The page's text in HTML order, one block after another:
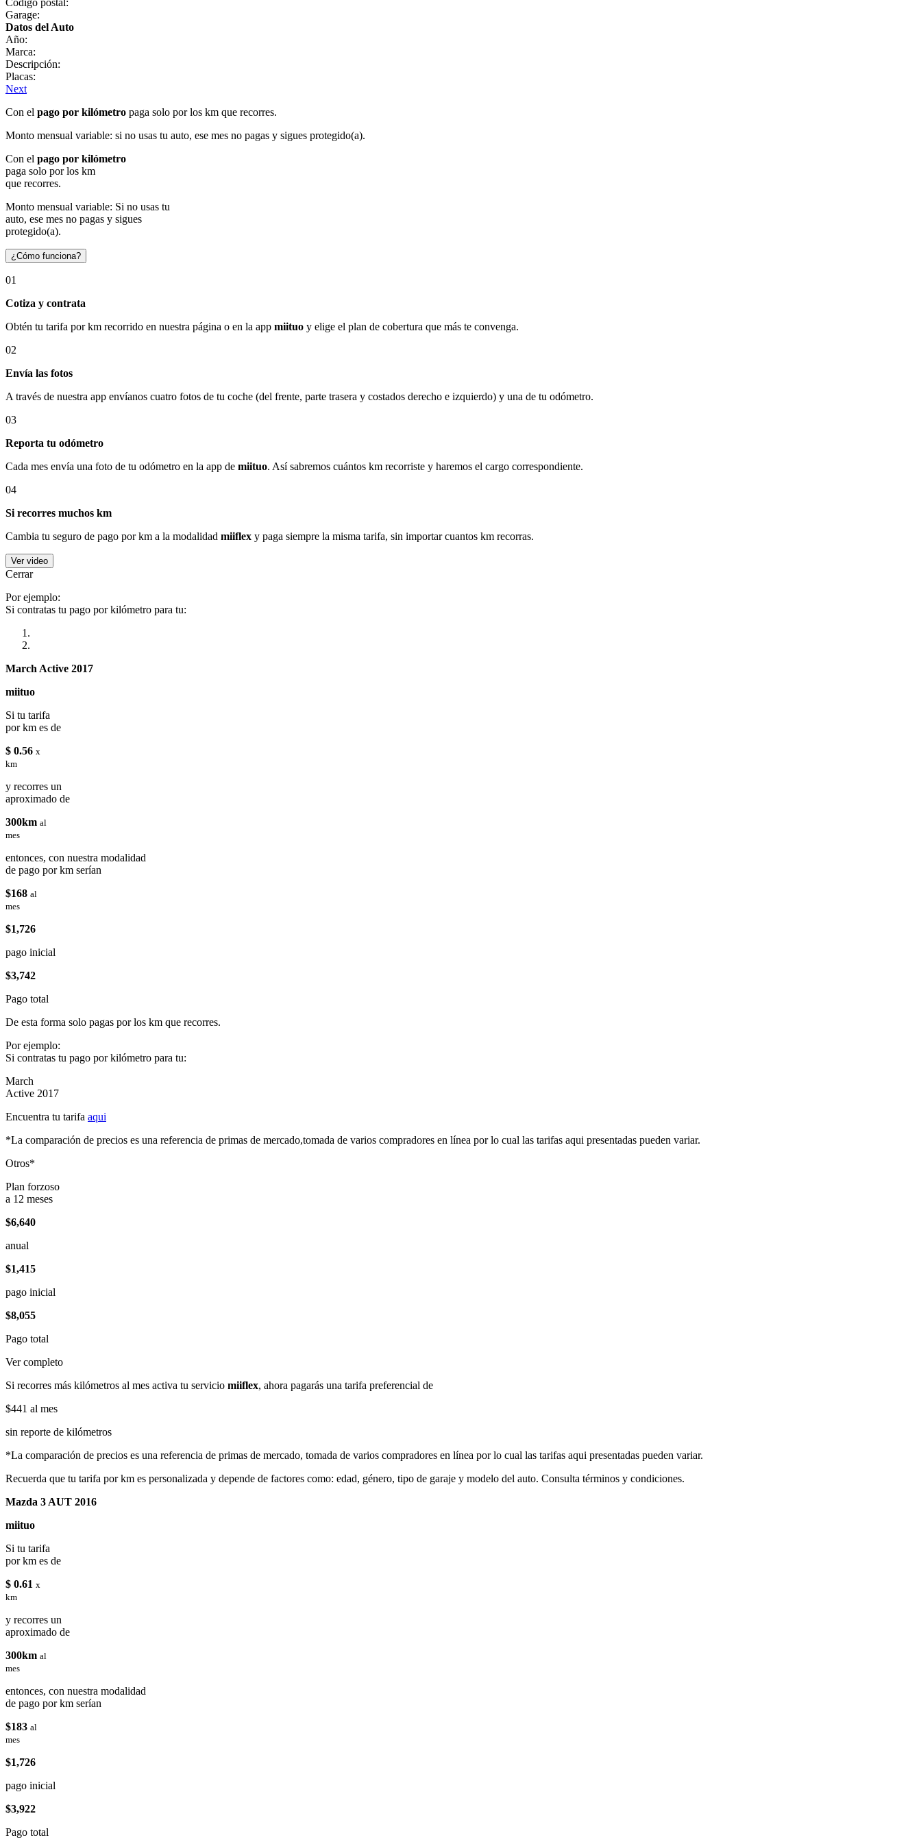
Garage:
Datos del Auto
Año:
Marca:
Descripción:
Placas:
Next
Con el pago por kilómetro paga solo por los km que recorres.
Monto mensual variable: si no usas tu auto, ese mes no pagas y sigues protegido(a).
Con el pago por kilómetro
paga solo por los km
que recorres.
Monto mensual variable: Si no usas tu
auto, ese mes no pagas y sigues
protegido(a).
¿Cómo funciona?
01
Cotiza y contrata
Obtén tu tarifa por km recorrido en nuestra página o en la app miituo y elige el plan de cobertura que más te convenga.
02
Envía las fotos
A través de nuestra app envíanos cuatro fotos de tu coche (del frente, parte trasera y costados derecho e izquierdo) y una de tu odómetro.
03
Reporta tu odómetro
Cada mes envía una foto de tu odómetro en la app de miituo. Así sabremos cuántos km recorriste y haremos el cargo correspondiente.
04
Si recorres muchos km
Cambia tu seguro de pago por km a la modalidad miiflex y paga siempre la misma tarifa, sin importar cuantos km recorras.
Ver video
Cerrar
Por ejemplo:
Si contratas tu pago por kilómetro para tu:
March Active 2017
miituo
Si tu tarifa
por km es de
$ 0.56 x
km
y recorres un
aproximado de
300km al
mes
entonces, con nuestra modalidad
de pago por km serían
$168 al
mes
$1,726
pago inicial
$3,742
Pago total
De esta forma solo pagas por los km que recorres.
Por ejemplo:
Si contratas tu pago por kilómetro para tu:
March
Active 2017
Encuentra tu tarifa aqui
*La comparación de precios es una referencia de primas de mercado,tomada de varios compradores en línea por lo cual las tarifas aqui presentadas pueden variar.
Otros*
Plan forzoso
a 12 meses
$6,640
anual
$1,415
pago inicial
$8,055
Pago total
Ver completo
Si recorres más kilómetros al mes activa tu servicio miiflex, ahora pagarás una tarifa preferencial de
$441 al mes
sin reporte de kilómetros
*La comparación de precios es una referencia de primas de mercado, tomada de varios compradores en línea por lo cual las tarifas aqui presentadas pueden variar.
Recuerda que tu tarifa por km es personalizada y depende de factores como: edad, género, tipo de garaje y modelo del auto. Consulta términos y condiciones.
Mazda 3 AUT 2016
miituo
Si tu tarifa
por km es de
$ 0.61 x
km
y recorres un
aproximado de
300km al
mes
entonces, con nuestra modalidad
de pago por km serían
$183 al
mes
$1,726
pago inicial
$3,922
Pago total